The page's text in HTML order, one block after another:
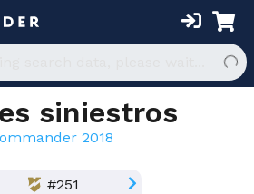
siniestros
2018
#251